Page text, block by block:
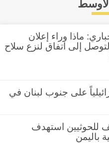
ماذا وراء إعلان
إلى اتفاق لنزع سلاح
إسرائيلياً على جنوب لبنان في
للحوثيين استهدف
باليمن